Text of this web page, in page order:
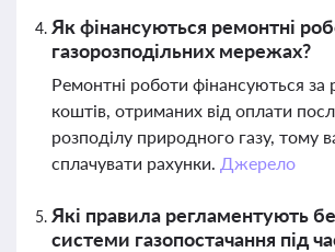
Як фінансуються ремонтні
газорозподільних мережах?
Ремонтні роботи фінансуються за
коштів, отриманих від оплати
розподілу природного газу, тому
сплачувати рахунки. Джерело
Які правила регламентують
системи газопостачання під